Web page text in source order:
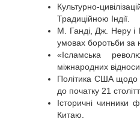
Культурно-
Традиційною Індії.
М. Ганді, Дж. Неру і
умовах боротьби за
«Ісламська
міжнародних
Політика США щодо
до початку 21
Історичні чинники
Китаю.